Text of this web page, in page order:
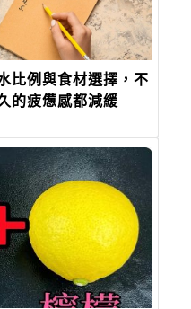
比例與食材選擇，不
的疲憊感都減緩